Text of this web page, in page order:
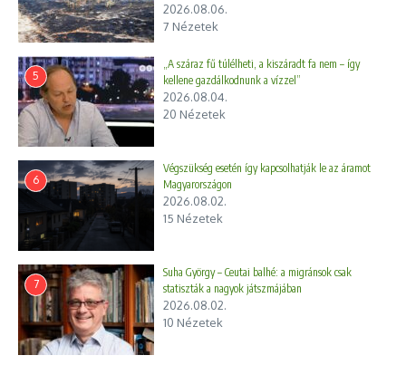
2026.08.06.
7 Nézetek
5
„A száraz fű túlélheti, a kiszáradt fa nem – így
kellene gazdálkodnunk a vízzel”
2026.08.04.
20 Nézetek
6
Végszükség esetén így kapcsolhatják le az áramot
Magyarországon
2026.08.02.
15 Nézetek
7
Suha György – Ceutai balhé: a migránsok csak
statiszták a nagyok játszmájában
2026.08.02.
10 Nézetek